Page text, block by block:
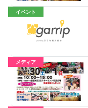
イベント
メディア